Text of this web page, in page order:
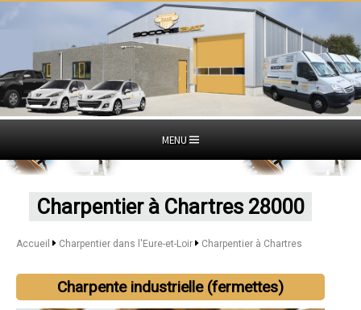
MENU
Charpentier à Chartres 28000
Accueil Charpentier dans l'Eure-et-Loir Charpentier à Chartres
Charpente industrielle (fermettes)